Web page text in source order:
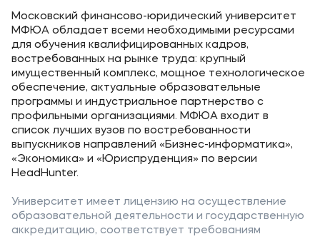
Московский финансово-юридический университет
МФЮА обладает всеми необходимыми ресурсами
для обучения квалифицированных кадров,
востребованных на рынке труда: крупный
имущественный комплекс, мощное технологическое
обеспечение, актуальные образовательные
программы и индустриальное партнерство с
профильными организациями. МФЮА входит в
список лучших вузов по востребованности
выпускников направлений «Бизнес-информатика»,
«Экономика» и «Юриспруденция» по версии
HeadHunter.
Университет имеет лицензию на осуществление
образовательной деятельности и государственную
аккредитацию, соответствует требованиям